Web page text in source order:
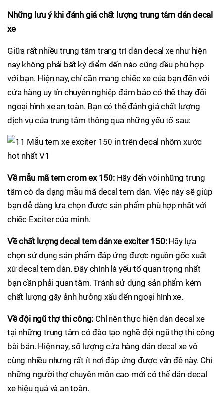
Những lưu ý khi đánh giá chất lượng trung tâm dán decal
xe
Giữa rất nhiều trung tâm trang trí dán decal xe như hiện
nay không phải bất kỳ điểm đến nào cũng đều phù hợp
với bạn. Hiện nay, chỉ cần mang chiếc xe của bạn đến với
cửa hàng uy tín chuyên nghiệp đảm bảo có thể thay đổi
ngoại hình xe an toàn. Bạn có thể đánh giá chất lượng
dịch vụ của trung tâm thông qua những yếu tố sau:
Về mẫu mã tem crom ex 150:Hãy đến với những trung
tâm có đa dạng mẫu mã decal tem dán. Việc này sẽ giúp
bạn dễ dàng lựa chọn được sản phẩm phù hợp nhất với
chiếc Exciter của mình.
Về chất lượng decal tem dán xe exciter 150:Hãy lựa
chọn sử dụng sản phẩm đáp ứng được nguồn gốc xuất
xứ decal tem dán. Đây chính là yếu tố quan trọng nhất
bạn cần phải quan tâm. Tránh sử dụng sản phẩm kém
chất lượng gây ảnh hưởng xấu đến ngoại hình xe.
Về đội ngũ thợ thi công: Chỉ nên thực hiện dán decal xe
tại những trung tâm có đào tạo nghề đội ngũ thợ thi công
bài bản. Hiện nay, số lượng cửa hàng dán decal xe vô
cùng nhiều nhưng rất ít nơi đáp ứng được vấn đề này. Chỉ
những người thợ chuyên môn cao mới có thể dán decal
xe hiệu quả và an toàn.